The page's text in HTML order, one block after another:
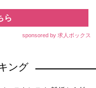
ら
sponsored by 求人ボックス
ング